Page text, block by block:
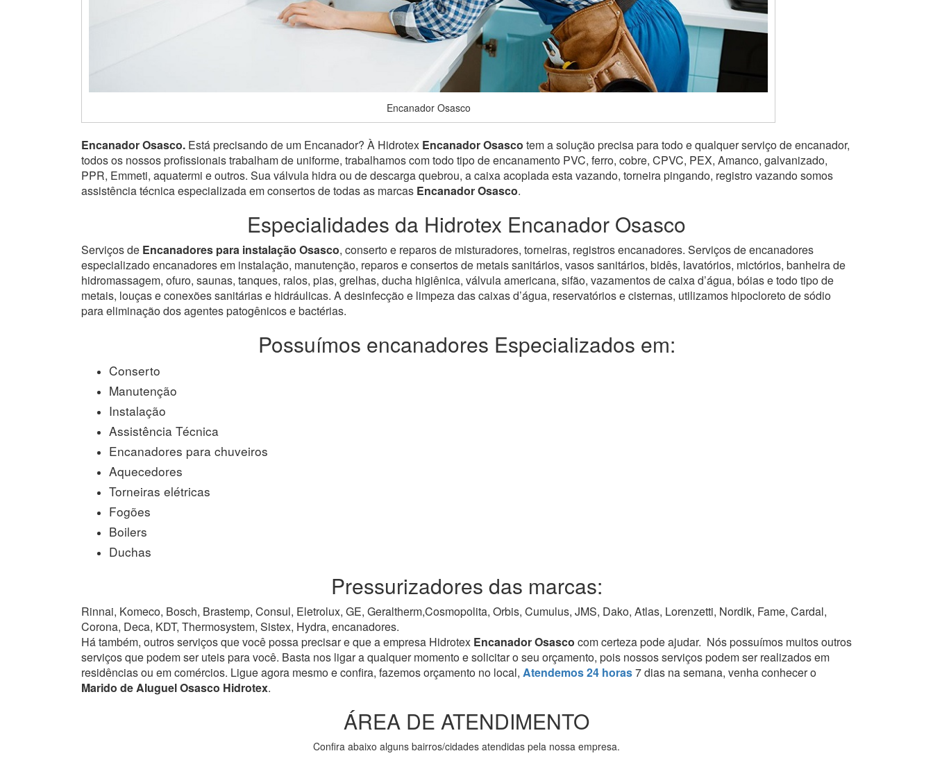
Encanador Osasco
Encanador Osasco. Está precisando de um Encanador? À Hidrotex Encanador Osasco tem a solução precisa para todo e qualquer serviço de encanador,
todos os nossos profissionais trabalham de uniforme, trabalhamos com todo tipo de encanamento PVC, ferro, cobre, CPVC, PEX, Amanco, galvanizado,
PPR, Emmeti, aquatermi e outros. Sua válvula hidra ou de descarga quebrou, a caixa acoplada esta vazando, torneira pingando, registro vazando somos
assistência técnica especializada em consertos de todas as marcas Encanador Osasco.
Especialidades da Hidrotex Encanador Osasco
Serviços de Encanadores para instalação Osasco, conserto e reparos de misturadores, torneiras, registros encanadores. Serviços de encanadores
especializado encanadores em instalação, manutenção, reparos e consertos de metais sanitários, vasos sanitários, bidês, lavatórios, mictórios, banheira de
hidromassagem, ofuro, saunas, tanques, ralos, pias, grelhas, ducha higiênica, válvula americana, sifão, vazamentos de caixa d’água, bóias e todo tipo de
metais, louças e conexões sanitárias e hidráulicas. A desinfecção e limpeza das caixas d’água, reservatórios e cisternas, utilizamos hipocloreto de sódio
para eliminação dos agentes patogênicos e bactérias.
Possuímos encanadores Especializados em:
Conserto
Manutenção
Instalação
Assistência Técnica
Encanadores para chuveiros
Aquecedores
Torneiras elétricas
Fogões
Boilers
Duchas
Pressurizadores das marcas:
Rinnai, Komeco, Bosch, Brastemp, Consul, Eletrolux, GE, Geraltherm,Cosmopolita, Orbis, Cumulus, JMS, Dako, Atlas, Lorenzetti, Nordik, Fame, Cardal,
Corona, Deca, KDT, Thermosystem, Sistex, Hydra, encanadores.
Há também, outros serviços que você possa precisar e que a empresa Hidrotex Encanador Osasco com certeza pode ajudar. Nós possuímos muitos outros
serviços que podem ser uteis para você. Basta nos ligar a qualquer momento e solicitar o seu orçamento, pois nossos serviços podem ser realizados em
residências ou em comércios. Ligue agora mesmo e confira, fazemos orçamento no local, Atendemos 24 horas7 dias na semana, venha conhecer o
Marido de Aluguel Osasco Hidrotex.
ÁREA DE ATENDIMENTO
Confira abaixo alguns bairros/cidades atendidas pela nossa empresa.